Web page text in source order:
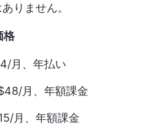
りません。
格
月、年払い
月、年額課金
月、年額課金